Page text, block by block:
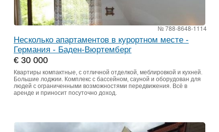
№ 788-8648-1114
Несколько апартаментов в курортном месте -
Германия - Баден-Вюртемберг
€ 30 000
Квартиры компактные, с отличной отделкой, меблировкой и кухней.
Большие лоджии. Комплекс с бассейном, сауной и оборудован для
людей с ограниченными возможностями передвижения. Всё в
аренде и приносит посуточно доход.